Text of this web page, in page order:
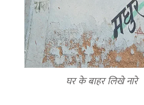
घर के बाहर लिखे नारे